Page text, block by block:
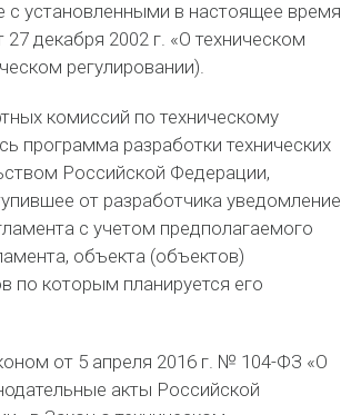
с установленными в настоящее время
декабря 2002 г. «О техническом
регулировании).
комиссий по техническому
программа разработки технических
Российской Федерации,
от разработчика уведомление
с учетом предполагаемого
объекта (объектов)
по которым планируется его
от 5 апреля 2016 г. № 104-ФЗ «О
акты Российской